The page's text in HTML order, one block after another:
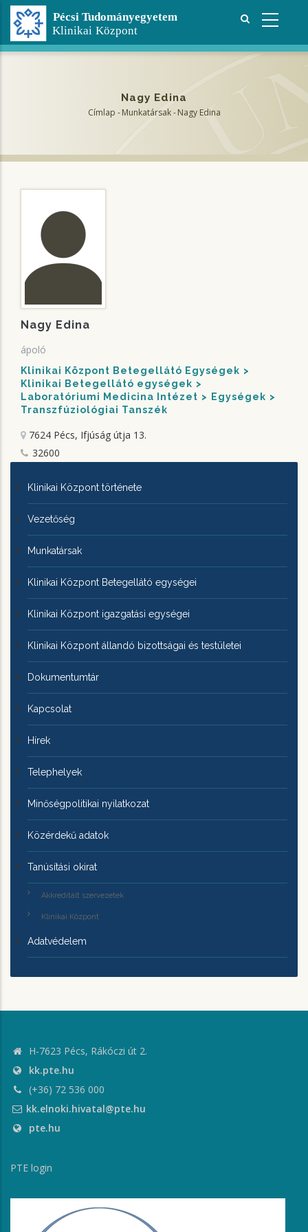
Ugrás
tartalomra
Nagy Edina
Címlap - Munkatársak - Nagy Edina
Nagy Edina
ápoló
Klinikai Központ Betegellátó Egységek
Klinikai Betegellátó egységek
Laboratóriumi Medicina Intézet
Egységek
Transzfúziológiai Tanszék
7624 Pécs, Ifjúság útja 13.
32600
KLINIKAI
KÖZPONTRÓL
Klinikai Központ története
Vezetőség
Munkatársak
Klinikai Központ Betegellátó egységei
Klinikai Központ igazgatási egységei
Klinikai Központ állandó bizottságai és testületei
Dokumentumtár
Kapcsolat
Hírek
Telephelyek
Minőségpolitikai nyilatkozat
Közérdekű adatok
Tanúsítási okirat
Akkreditált szervezetek
Klinikai Központ
Adatvédelem
H-7623 Pécs, Rákóczi út 2.
kk.pte.hu
(+36) 72 536 000
kk.elnoki.hivatal@pte.hu
pte.hu
PTE login